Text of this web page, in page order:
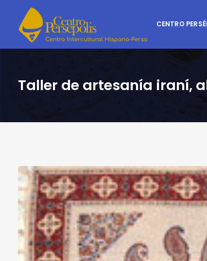
CENTRO
Taller de artesanía iraní,